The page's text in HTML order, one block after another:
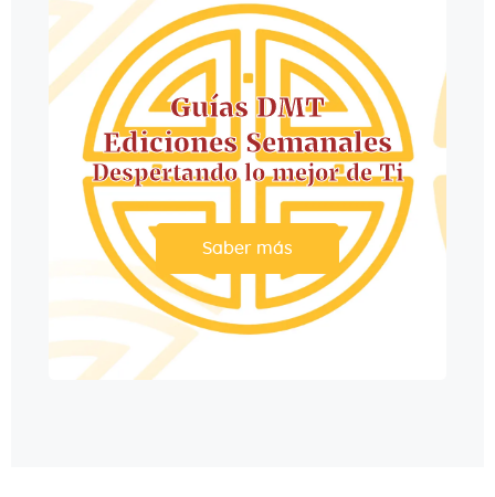
Guías DMT
Ediciones Semanales
Despertando lo mejor de Ti
Saber más